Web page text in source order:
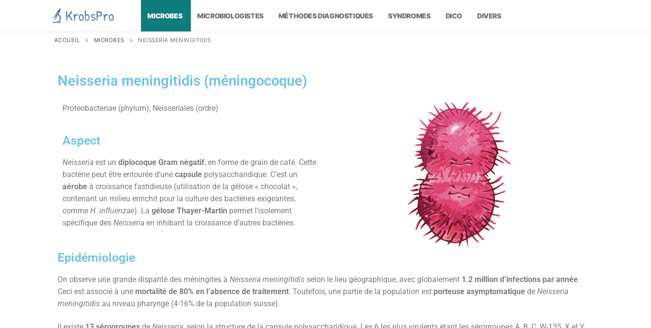
MICROBES MICROBIOLOGISTES MÉTHODES DIAGNOSTIQUES SYNDROMES DICO DIVERS
ACCUEIL MICROBES NEISSERIA MENINGITIDIS
Neisseria meningitidis (méningocoque)
Proteobacteriae (phylum), Neisseriales (ordre)
Aspect
Neisseria est un diplocoque Gram négatif, en forme de grain de café. Cette
bactérie peut être entourée d’une capsule polysaccharidique. C’est un
aérobe à croissance fastidieuse (utilisation de la gélose « chocolat »,
contenant un milieu enrichit pour la culture des bactéries exigeantes,
comme H. influenzae). La gélose Thayer-Martin permet l’isolement
spécifique des Neisseria en inhibant la croissance d’autres bactéries.
Epidémiologie
On observe une grande disparité des méningites à Neisseria meningitidis selon le lieu géographique, avec globalement 1.2 million d’infections par année.
Ceci est associé à une mortalité de 80% en l’absence de traitement. Toutefois, une partie de la population est porteuse asymptomatique de Neisseria
meningitidis au niveau pharyngé (4-16% de la population suisse).